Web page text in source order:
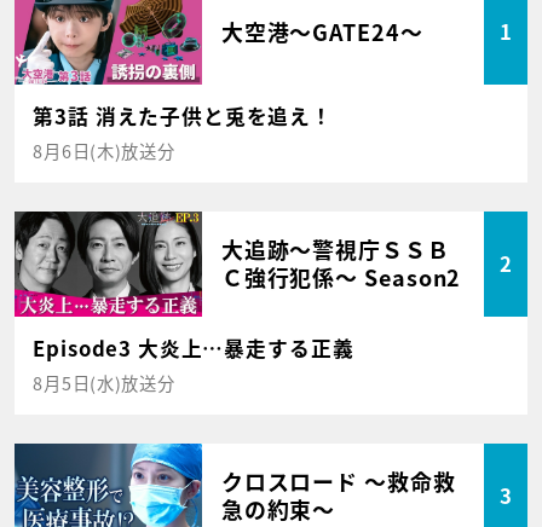
大空港～GATE24～ 1
第3話 消えた子供と兎を追え！
8月6日(木)放送分
大追跡～警視庁ＳＳＢ
Ｃ強行犯係～ Season2
2
Episode3 大炎上…暴走する正義
8月5日(水)放送分
クロスロード ～救命救
急の約束～
3